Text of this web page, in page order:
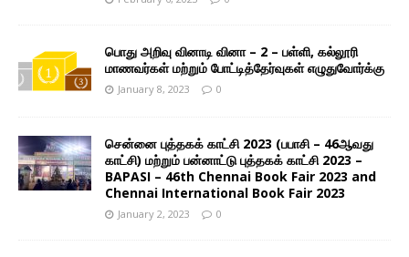
பொது அறிவு வினாடி வினா – 2 – பள்ளி, கல்லூரி
மாணவர்கள் மற்றும் போட்டித்தேர்வுகள் எழுதுவோர்க்கு
January 8, 2023 0
சென்னை புத்தகக் காட்சி 2023 (பபாசி – 46ஆவது
காட்சி) மற்றும் பன்னாட்டு புத்தகக் காட்சி 2023 –
BAPASI – 46th Chennai Book Fair 2023 and
Chennai International Book Fair 2023
January 2, 2023 0